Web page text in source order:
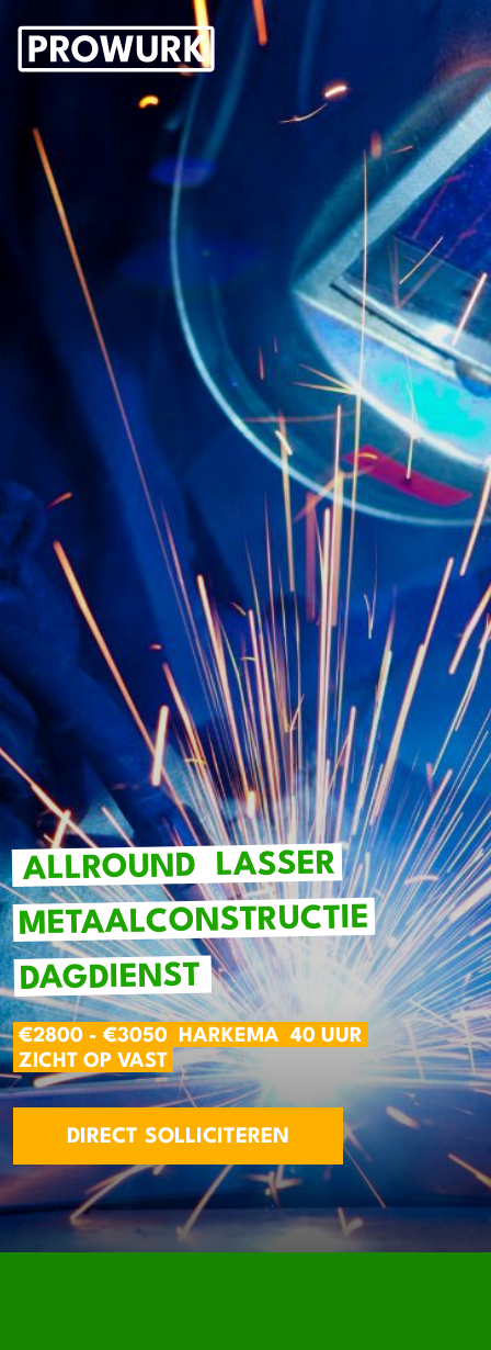
ALLROUND LASSER
METAALCONSTRUCTIE
DAGDIENST
€2800 - €3050 HARKEMA 40 UUR
ZICHT OP VAST
DIRECT SOLLICITEREN